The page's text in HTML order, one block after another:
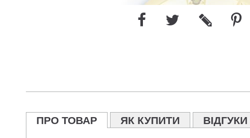
ПРО ТОВАР ЯК КУПИТИ ВІДГУКИ